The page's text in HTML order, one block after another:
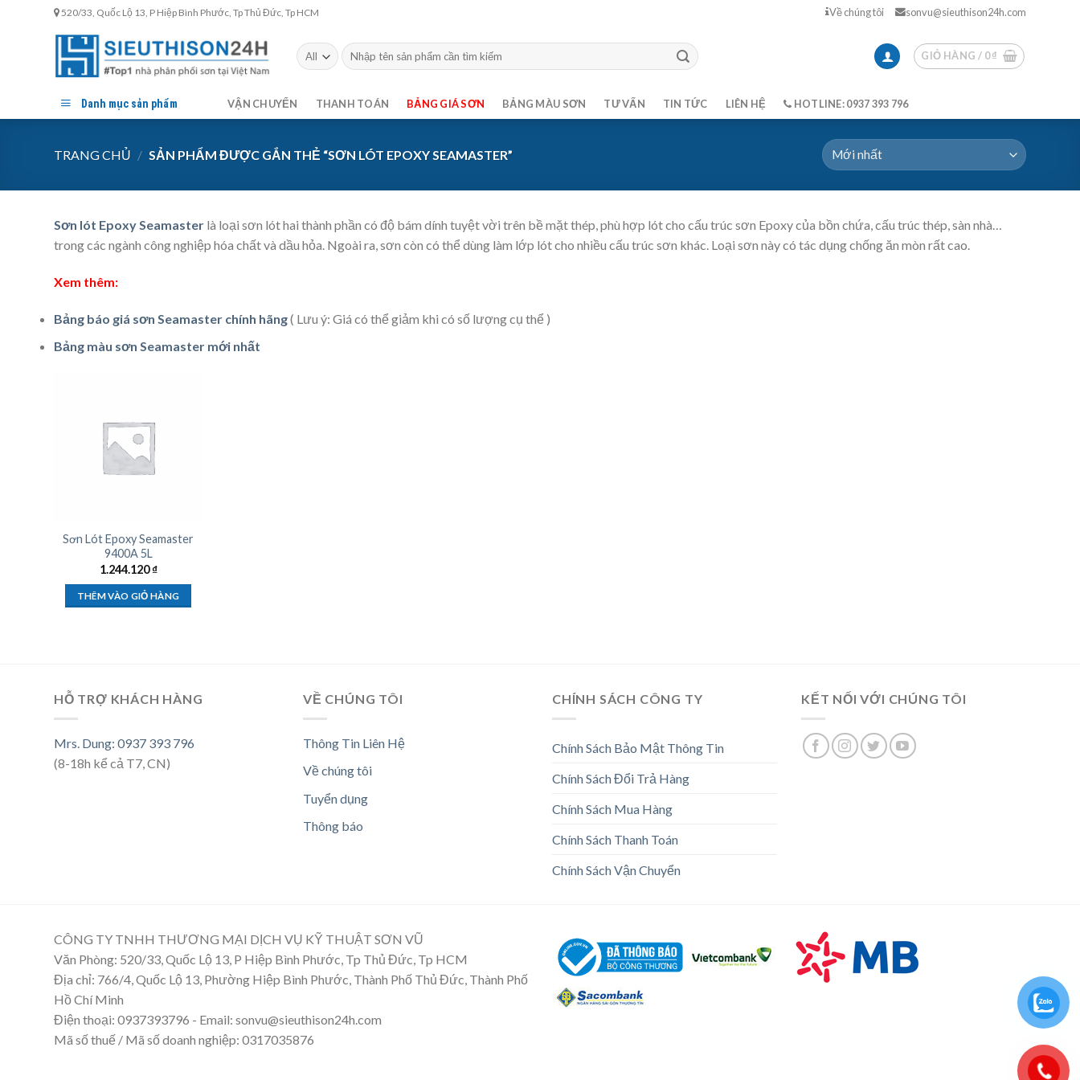
520/33, Quốc Lộ 13, P Hiệp Bình Phước, Tp Thủ Đức, Tp HCM Về chúng tôi sonvu@sieuthison24h.com
Tìm
kiếm:
GIỎ HÀNG / 0₫
Danh mục sản phẩm VẬN CHUYỂN THANH TOÁN BẢNG GIÁ SƠN BẢNG MÀU SƠN TƯ VẤN TIN TỨC LIÊN HỆ HOTLINE: 0937 393 796
TRANG CHỦ / SẢN PHẨM ĐƯỢC GẮN THẺ “SƠN LÓT EPOXY SEAMASTER”
Sơn lót Epoxy Seamaster là loại sơn lót hai thành phần có độ bám dính tuyệt vời trên bề mặt thép, phù hợp lót cho cấu trúc sơn Epoxy của bồn chứa, cấu trúc thép, sàn nhà…
trong các ngành công nghiệp hóa chất và dầu hỏa. Ngoài ra, sơn còn có thể dùng làm lớp lót cho nhiều cấu trúc sơn khác. Loại sơn này có tác dụng chống ăn mòn rất cao.
Xem thêm:
Bảng báo giá sơn Seamaster chính hãng( Lưu ý: Giá có thể giảm khi có số lượng cụ thể )
Bảng màu sơn Seamaster mới nhất
Sơn Lót Epoxy Seamaster
9400A 5L
1.244.120₫
THÊM VÀO GIỎ HÀNG
HỖ TRỢ KHÁCH HÀNG
Mrs. Dung: 0937 393 796
(8-18h kể cả T7, CN)
VỀ CHÚNG TÔI
Thông Tin Liên Hệ
Về chúng tôi
Tuyển dụng
Thông báo
CHÍNH SÁCH CÔNG TY
Chính Sách Bảo Mật Thông Tin
Chính Sách Đổi Trả Hàng
Chính Sách Mua Hàng
Chính Sách Thanh Toán
Chính Sách Vận Chuyển
KẾT NỐI VỚI CHÚNG TÔI
CÔNG TY TNHH THƯƠNG MẠI DỊCH VỤ KỸ THUẬT SƠN VŨ
Văn Phòng: 520/33, Quốc Lộ 13, P Hiệp Bình Phước, Tp Thủ Đức, Tp HCM
Địa chỉ: 766/4, Quốc Lộ 13, Phường Hiệp Bình Phước, Thành Phố Thủ Đức, Thành Phố
Hồ Chí Minh
Điện thoại: 0937393796 - Email: sonvu@sieuthison24h.com
Mã số thuế / Mã số doanh nghiệp: 0317035876